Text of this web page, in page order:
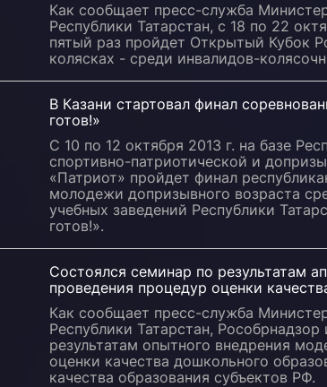
Как сообщает пресс-служба
Республики Татарстан, с 18 по 22
пятый раз пройдет Открытый Кубок
колясках - среди инвалидов-
В Казани стартовал финал
готов!»
С 10 по 12 октября 2013 г. на базе
спортивно-патриотической и
«Патриот» пройдет финал
молодежи допризывного возраста
учебных заведений Республики
готов!».
Состоялся семинар по результатам
проведения процедур оценки
Как сообщает пресс-служба
Республики Татарстан,
результатам опытного внедрения
оценки качества дошкольного
качества образования субъектов РФ.